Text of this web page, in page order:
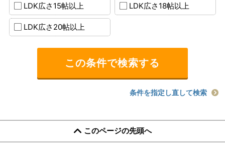
LDK広さ15帖以上 LDK広さ18帖以上
LDK広さ20帖以上
条件を指定し直して検索
このページの先頭へ